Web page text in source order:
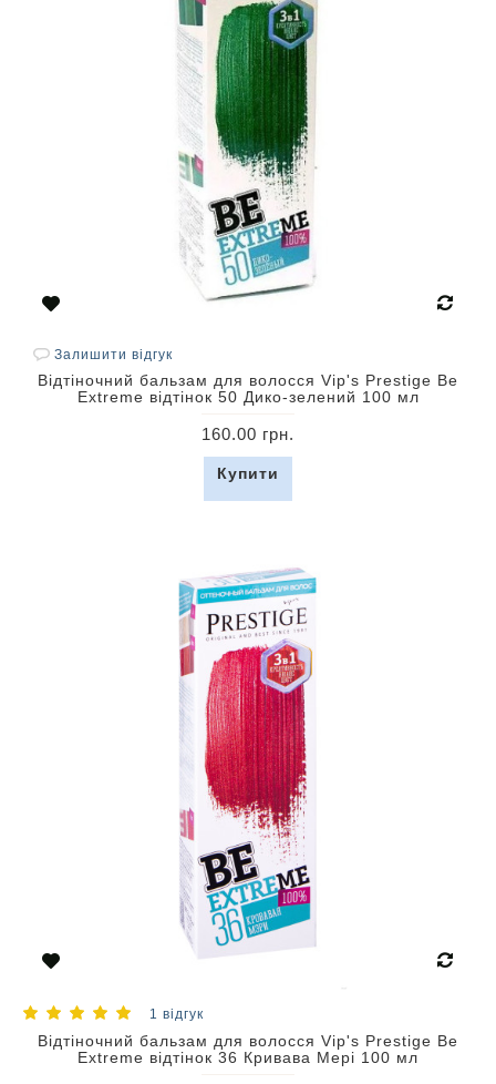
Залишити відгук
Відтіночний бальзам для волосся Vip's Prestige Be
Extreme відтінок 50 Дико-зелений 100 мл
160.00 грн.
Купити
1 відгук
Відтіночний бальзам для волосся Vip's Prestige Be
Extreme відтінок 36 Кривава Мері 100 мл